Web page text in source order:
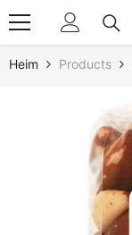
Heim Products